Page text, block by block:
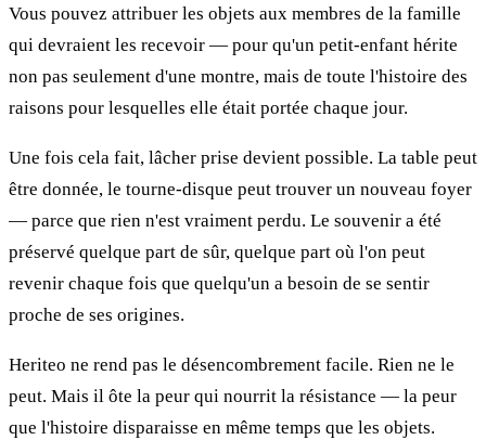
Vous pouvez attribuer les objets aux membres de la famille
qui devraient les recevoir — pour qu'un petit-enfant hérite
non pas seulement d'une montre, mais de toute l'histoire des
raisons pour lesquelles elle était portée chaque jour.
Une fois cela fait, lâcher prise devient possible. La table peut
être donnée, le tourne-disque peut trouver un nouveau foyer
— parce que rien n'est vraiment perdu. Le souvenir a été
préservé quelque part de sûr, quelque part où l'on peut
revenir chaque fois que quelqu'un a besoin de se sentir
proche de ses origines.
Heriteo ne rend pas le désencombrement facile. Rien ne le
peut. Mais il ôte la peur qui nourrit la résistance — la peur
que l'histoire disparaisse en même temps que les objets.